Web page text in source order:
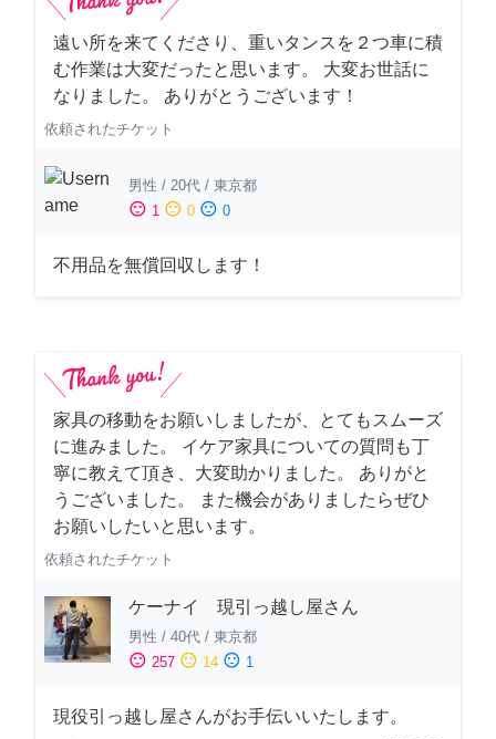
遠い所を来てくださり、重いタンスを２つ車に積
む作業は大変だったと思います。 大変お世話に
なりました。 ありがとうございます！
依頼されたチケット
男性 / 20代 / 東京都
sentiment_satisfied 1 sentiment_neutral 0 sentiment_dissatisfied 0
不用品を無償回収します！
家具の移動をお願いしましたが、とてもスムーズ
に進みました。 イケア家具についての質問も丁
寧に教えて頂き、大変助かりました。 ありがと
うございました。 また機会がありましたらぜひ
お願いしたいと思います。
依頼されたチケット
ケーナイ 現引っ越し屋さん
男性 / 40代 / 東京都
sentiment_satisfied 257 sentiment_neutral 14 sentiment_dissatisfied 1
現役引っ越し屋さんがお手伝いいたします。